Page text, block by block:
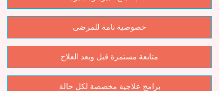
خصوصية تامة للمرضى
متابعة مستمرة قبل وبعد العلاج
برامج علاجية مخصصة لكل حالة